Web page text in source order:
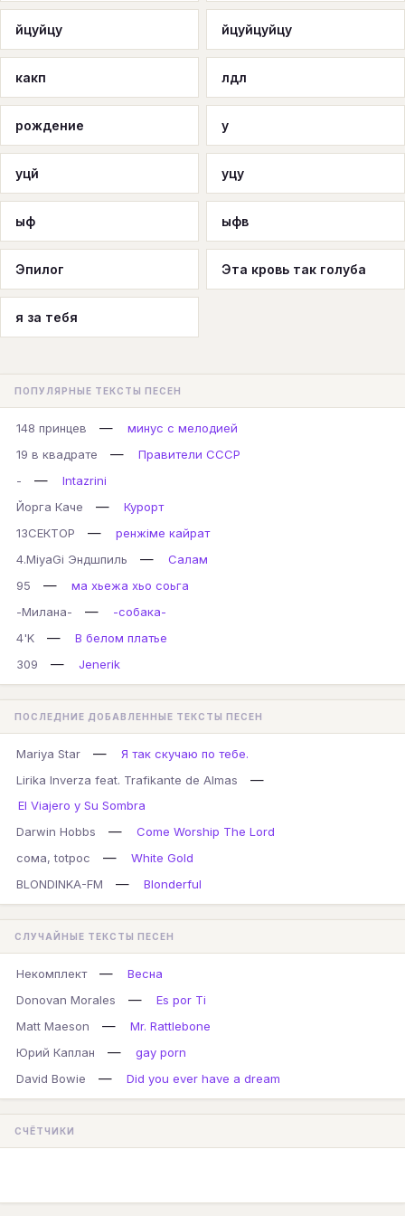
йцуйцу йцуйцуйцу
какп лдл
рождение у
уцй уцу
ыф ыфв
Эпилог Эта кровь так голуба
я за тебя
ПОПУЛЯРНЫЕ ТЕКСТЫ ПЕСЕН
148 принцев —
минус с мелодией
19 в квадрате
—
Правители СССР
-
—
Intazrini
Йорга Каче
—
Курорт
13СЕКТОР
—
ренжіме кайрат
4.MiyaGi Эндшпиль
—
Салам
95
—
ма хьежа хьо соьга
-Милана-
—
-собака-
4'K
—
В белом платье
309
— Jenerik
ПОСЛЕДНИЕ ДОБАВЛЕННЫЕ ТЕКСТЫ ПЕСЕН
Mariya Star —
Я так скучаю по тебе.
Lirika Inverza feat. Trafikante de Almas
—
El Viajero y Su Sombra
Darwin Hobbs
—
Come Worship The Lord
сома, totpoc
—
White Gold
BLONDINKA-FM
— Blonderful
СЛУЧАЙНЫЕ ТЕКСТЫ ПЕСЕН
Некомплект —
Весна
Donovan Morales
—
Es por Ti
Matt Maeson
—
Mr. Rattlebone
Юрий Каплан
—
gay porn
David Bowie
— Did you ever have a dream
СЧЁТЧИКИ